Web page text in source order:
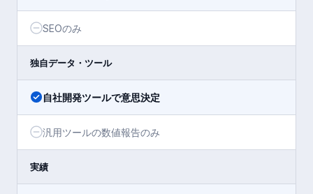
SEOのみ
独自データ・ツール
自社開発ツールで意思決定
汎用ツールの数値報告のみ
実績